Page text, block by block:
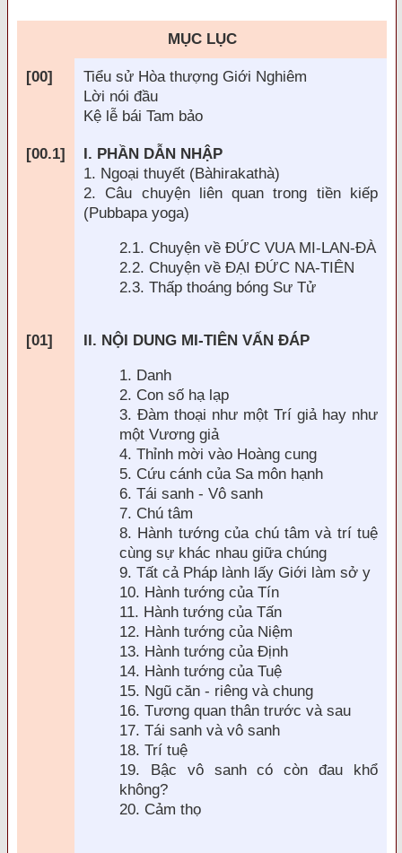
MỤC LỤC
[00]
Tiểu sử Hòa thượng Giới Nghiêm
Lời nói đầu
Kệ lễ bái Tam bảo
[00.1]
I. PHẦN DẪN NHẬP
1. Ngoại thuyết (Bàhirakathà)
2. Câu chuyện liên quan trong tiền kiếp
(Pubbapa yoga)
2.1. Chuyện về ĐỨC VUA MI-LAN-ĐÀ
2.2. Chuyện về ĐẠI ĐỨC NA-TIÊN
2.3. Thấp thoáng bóng Sư Tử
[01] II. NỘI DUNG MI-TIÊN VẤN ĐÁP
1. Danh
2. Con số hạ lạp
3. Đàm thoại như một Trí giả hay như
một Vương giả
4. Thỉnh mời vào Hoàng cung
5. Cứu cánh của Sa môn hạnh
6. Tái sanh - Vô sanh
7. Chú tâm
8. Hành tướng của chú tâm và trí tuệ
cùng sự khác nhau giữa chúng
9. Tất cả Pháp lành lấy Giới làm sở y
10. Hành tướng của Tín
11. Hành tướng của Tấn
12. Hành tướng của Niệm
13. Hành tướng của Định
14. Hành tướng của Tuệ
15. Ngũ căn - riêng và chung
16. Tương quan thân trước và sau
17. Tái sanh và vô sanh
18. Trí tuệ
19. Bậc vô sanh có cònđau khổ
không?
20. Cảm thọ